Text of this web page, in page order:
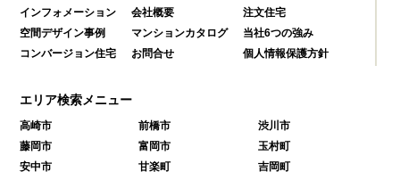
インフォメーション
会社概要
注文住宅
空間デザイン事例
マンションカタログ
当社6つの強み
コンバージョン住宅
お問合せ 個人情報保護方針
エリア検索メニュー
高崎市 前橋市
渋川市
藤岡市
富岡市
玉村町
安中市
甘楽町
吉岡町